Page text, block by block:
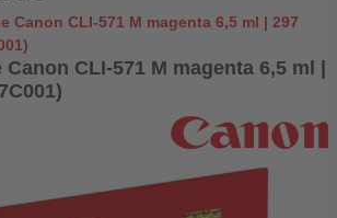
Canon CLI-571 M magenta 6,5 ml | 297
CLI-571 M magenta 6,5 ml |